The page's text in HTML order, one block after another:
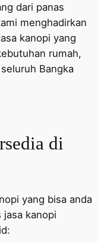
dari panas
menghadirkan
kanopi yang
rumah,
Bangka
di
yang bisa anda
kanopi